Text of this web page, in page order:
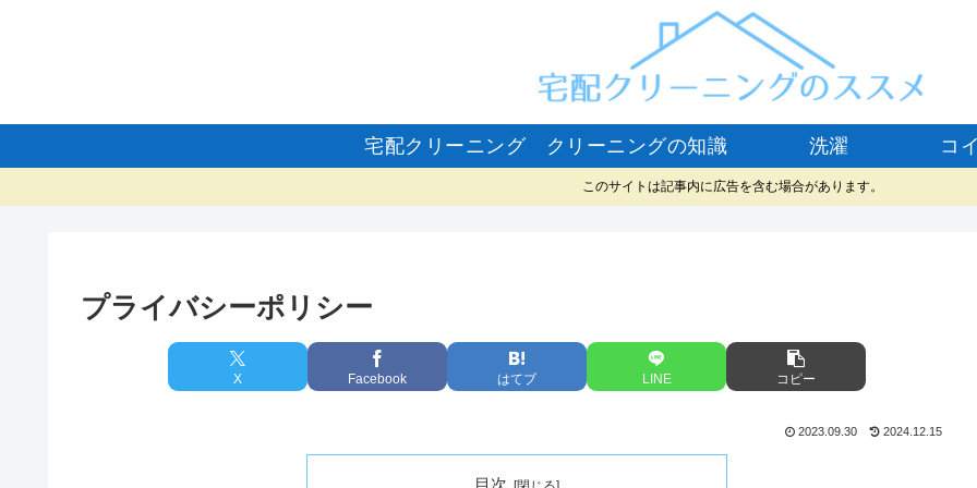
宅配クリーニング クリーニングの知識 洗濯 コ
このサイトは記事内に広告を含む場合があります。
プライバシーポリシー
X Facebook はてブ LINE コピー
2023.09.30 2024.12.15